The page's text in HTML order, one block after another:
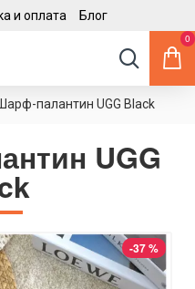
и оплата Блог
0
палантин UGG Black
UGG
-37 %